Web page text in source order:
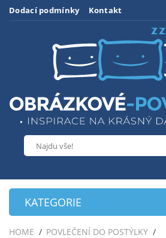
Dodací podmínky Kontakt
KATEGORIE
HOME
POVLEČENÍ DO POSTÝLKY